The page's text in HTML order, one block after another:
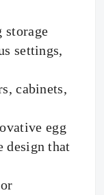
storage
settings,
cabinets,
egg
design that